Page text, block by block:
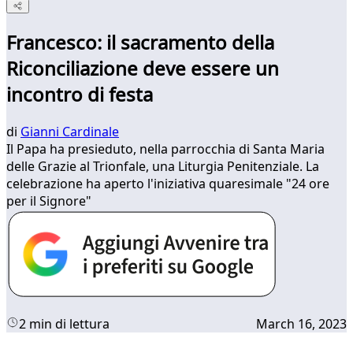
Francesco: il sacramento della
Riconciliazione deve essere un
incontro di festa
di Gianni Cardinale
Il Papa ha presieduto, nella parrocchia di Santa Maria
delle Grazie al Trionfale, una Liturgia Penitenziale. La
celebrazione ha aperto l'iniziativa quaresimale "24 ore
per il Signore"
2 min di lettura March 16, 2023